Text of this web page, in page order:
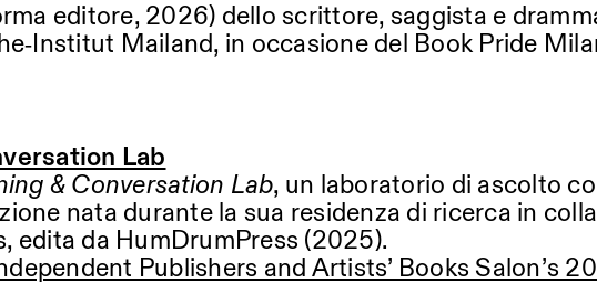
editore, 2026) dello scrittore, saggista e
Mailand, in occasione del Book Pride
Lab
& Conversation Lab, un laboratorio di ascolto
nata durante la sua residenza di ricerca in
edita da HumDrumPress (2025).
Publishers and Artists’ Books Salon’s